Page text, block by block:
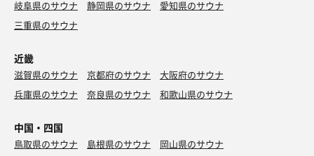
岐阜県のサウナ 静岡県のサウナ
愛知県のサウナ
三重県のサウナ
近畿
滋賀県のサウナ 京都府のサウナ
大阪府のサウナ
兵庫県のサウナ
奈良県のサウナ 和歌山県のサウナ
中国・四国
鳥取県のサウナ 島根県のサウナ
岡山県のサウナ